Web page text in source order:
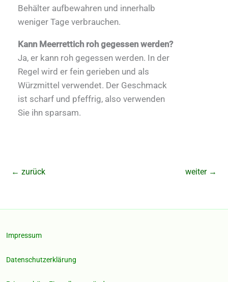
Behälter aufbewahren und innerhalb
weniger Tage verbrauchen.
Kann Meerrettich roh gegessen werden?
Ja, er kann roh gegessen werden. In der
Regel wird er fein gerieben und als
Würzmittel verwendet. Der Geschmack
ist scharf und pfeffrig, also verwenden
Sie ihn sparsam.
← zurück weiter →
Impressum
Datenschutzerklärung